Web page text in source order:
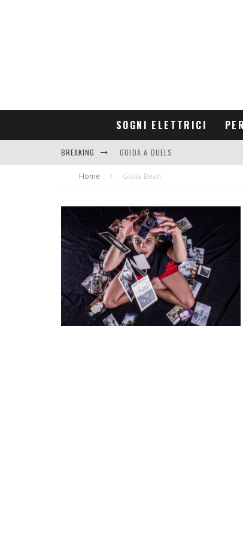
SOGNI ELETTRICI
BREAKING GUIDA A DUELS
CONTRIBUTORS
Home Giulia Bean